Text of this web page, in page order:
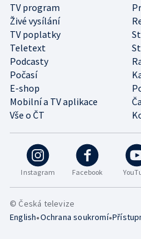
Instagram Facebook
TV program
Živé vysílání
TV poplatky
Teletext
Podcasty
Počasí
E-shop
Mobilní a TV aplikace
Vše o ČT
© Česká televize
English•Ochrana soukromí•